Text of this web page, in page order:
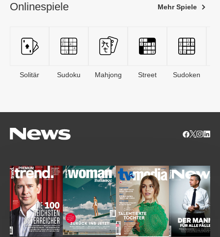
Onlinespiele Mehr Spiele
Solitär Sudoku Mahjong Street Sudoken